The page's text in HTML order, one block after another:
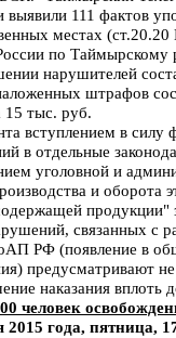
выявили 111 фактов
местах
по Таймырскому
нарушителей
штрафов
15 тыс. руб.
вступлением в силу
в отдельные
уголовной и
и оборота
продукции"
связанных с
РФ (появление в
предусматривают
наказания вплоть
человек
2015 года, пятница,